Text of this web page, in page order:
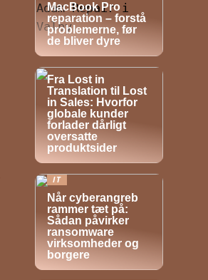
MacBook Pro
reparation – forstå
problemerne, før
de bliver dyre
Fra Lost in
Translation til Lost
in Sales: Hvorfor
globale kunder
forlader dårligt
oversatte
produktsider
IT
Når cyberangreb
rammer tæt på:
Sådan påvirker
ransomware
virksomheder og
borgere